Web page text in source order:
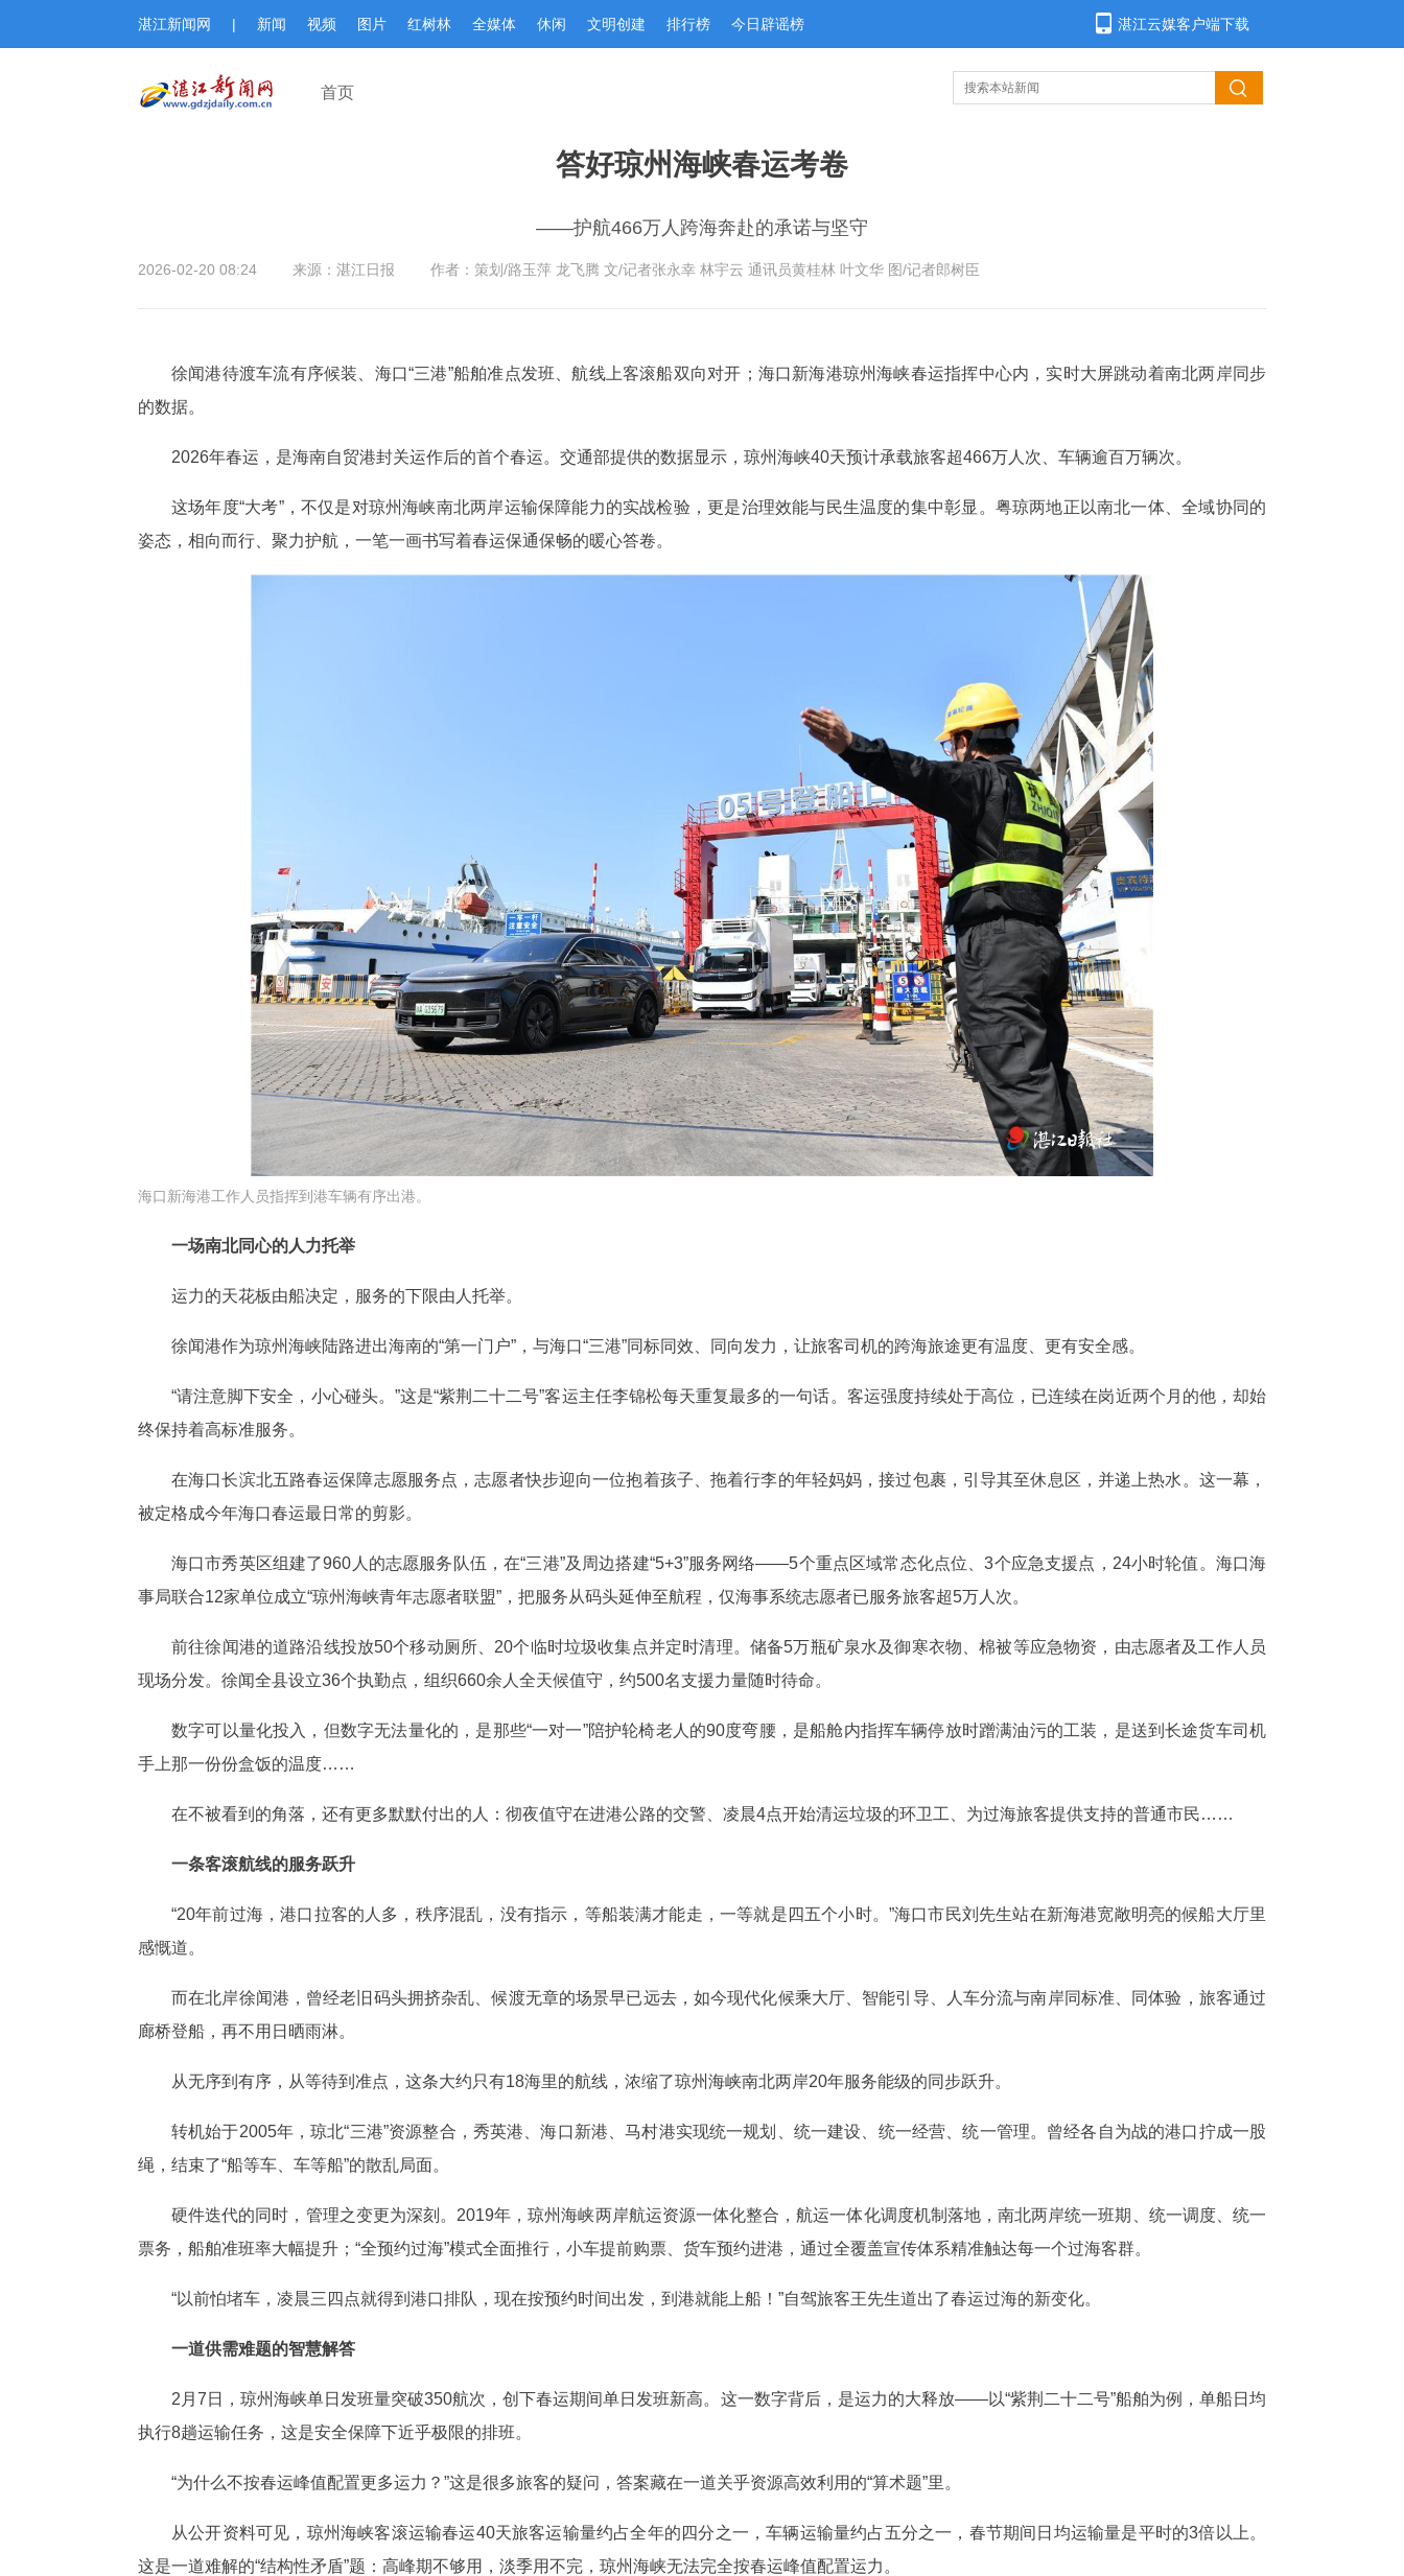
湛江新闻网 | 新闻 视频 图片 红树林 全媒体 休闲 文明创建 排行榜 今日辟谣榜 湛江云媒客户端下载
首页
答好琼州海峡春运考卷
——护航466万人跨海奔赴的承诺与坚守
2026-02-20 08:24 来源：湛江日报 作者：策划/路玉萍 龙飞腾 文/记者张永幸 林宇云 通讯员黄桂林 叶文华 图/记者郎树臣
徐闻港待渡车流有序候装、海口“三港”船舶准点发班、航线上客滚船双向对开；海口新海港琼州海峡春运指挥中心内，实时大屏跳动着南北两岸同步
的数据。
2026年春运，是海南自贸港封关运作后的首个春运。交通部提供的数据显示，琼州海峡40天预计承载旅客超466万人次、车辆逾百万辆次。
这场年度“大考”，不仅是对琼州海峡南北两岸运输保障能力的实战检验，更是治理效能与民生温度的集中彰显。粤琼两地正以南北一体、全域协同的
姿态，相向而行、聚力护航，一笔一画书写着春运保通保畅的暖心答卷。
海口新海港工作人员指挥到港车辆有序出港。
一场南北同心的人力托举
运力的天花板由船决定，服务的下限由人托举。
徐闻港作为琼州海峡陆路进出海南的“第一门户”，与海口“三港”同标同效、同向发力，让旅客司机的跨海旅途更有温度、更有安全感。
“请注意脚下安全，小心碰头。”这是“紫荆二十二号”客运主任李锦松每天重复最多的一句话。客运强度持续处于高位，已连续在岗近两个月的他，却始
终保持着高标准服务。
在海口长滨北五路春运保障志愿服务点，志愿者快步迎向一位抱着孩子、拖着行李的年轻妈妈，接过包裹，引导其至休息区，并递上热水。这一幕，
被定格成今年海口春运最日常的剪影。
海口市秀英区组建了960人的志愿服务队伍，在“三港”及周边搭建“5+3”服务网络——5个重点区域常态化点位、3个应急支援点，24小时轮值。海口海
事局联合12家单位成立“琼州海峡青年志愿者联盟”，把服务从码头延伸至航程，仅海事系统志愿者已服务旅客超5万人次。
前往徐闻港的道路沿线投放50个移动厕所、20个临时垃圾收集点并定时清理。储备5万瓶矿泉水及御寒衣物、棉被等应急物资，由志愿者及工作人员
现场分发。徐闻全县设立36个执勤点，组织660余人全天候值守，约500名支援力量随时待命。
数字可以量化投入，但数字无法量化的，是那些“一对一”陪护轮椅老人的90度弯腰，是船舱内指挥车辆停放时蹭满油污的工装，是送到长途货车司机
手上那一份份盒饭的温度……
在不被看到的角落，还有更多默默付出的人：彻夜值守在进港公路的交警、凌晨4点开始清运垃圾的环卫工、为过海旅客提供支持的普通市民……
一条客滚航线的服务跃升
“20年前过海，港口拉客的人多，秩序混乱，没有指示，等船装满才能走，一等就是四五个小时。”海口市民刘先生站在新海港宽敞明亮的候船大厅里
感慨道。
而在北岸徐闻港，曾经老旧码头拥挤杂乱、候渡无章的场景早已远去，如今现代化候乘大厅、智能引导、人车分流与南岸同标准、同体验，旅客通过
廊桥登船，再不用日晒雨淋。
从无序到有序，从等待到准点，这条大约只有18海里的航线，浓缩了琼州海峡南北两岸20年服务能级的同步跃升。
转机始于2005年，琼北“三港”资源整合，秀英港、海口新港、马村港实现统一规划、统一建设、统一经营、统一管理。曾经各自为战的港口拧成一股
绳，结束了“船等车、车等船”的散乱局面。
硬件迭代的同时，管理之变更为深刻。2019年，琼州海峡两岸航运资源一体化整合，航运一体化调度机制落地，南北两岸统一班期、统一调度、统一
票务，船舶准班率大幅提升；“全预约过海”模式全面推行，小车提前购票、货车预约进港，通过全覆盖宣传体系精准触达每一个过海客群。
“以前怕堵车，凌晨三四点就得到港口排队，现在按预约时间出发，到港就能上船！”自驾旅客王先生道出了春运过海的新变化。
一道供需难题的智慧解答
2月7日，琼州海峡单日发班量突破350航次，创下春运期间单日发班新高。这一数字背后，是运力的大释放——以“紫荆二十二号”船舶为例，单船日均
执行8趟运输任务，这是安全保障下近乎极限的排班。
“为什么不按春运峰值配置更多运力？”这是很多旅客的疑问，答案藏在一道关乎资源高效利用的“算术题”里。
从公开资料可见，琼州海峡客滚运输春运40天旅客运输量约占全年的四分之一，车辆运输量约占五分之一，春节期间日均运输量是平时的3倍以上。
这是一道难解的“结构性矛盾”题：高峰期不够用，淡季用不完，琼州海峡无法完全按春运峰值配置运力。